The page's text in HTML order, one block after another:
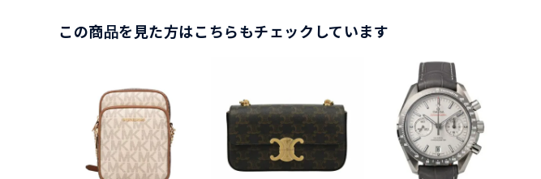
この商品を見た方はこちらもチェックしています